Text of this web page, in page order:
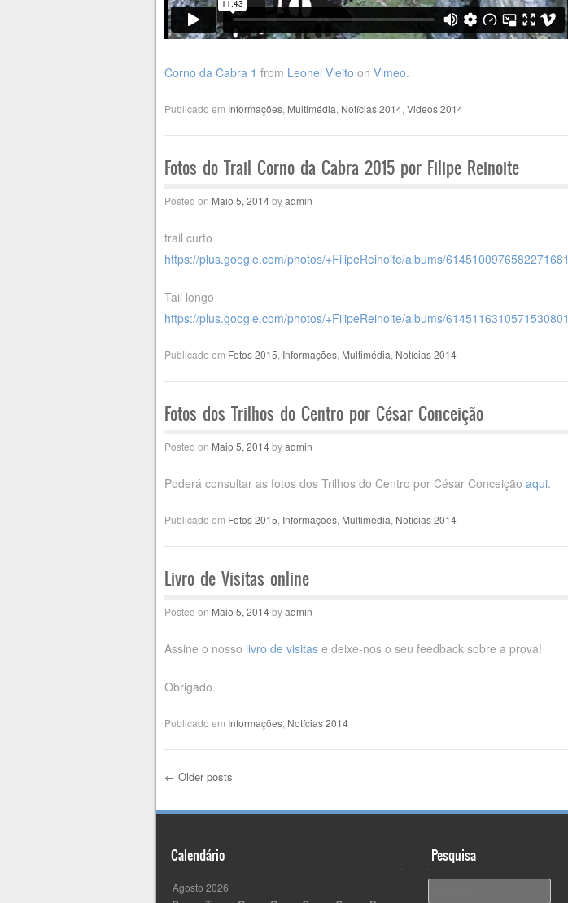
Corno da Cabra 1 from Leonel Vieito on Vimeo.
Publicado em Informações, Multimédia Notícias 2014, Videos 2014
Fotos do Trail Corno da Cabra 2015 por Filipe Reinoite
Posted on Maio 5, 2014byadmin
trail curto
https://plus.google.com/photos/+FilipeReinoite/albums/6145100976582271681
Tail longo
https://plus.google.com/photos/+FilipeReinoite/albums/6145116310571530801
Publicado em Fotos 2015 Informações, Multimédia Notícias 2014
Fotos dos Trilhos do Centro por César Conceição
Posted on Maio 5, 2014byadmin
Poderá consultar as fotos dos Trilhos do Centro por César Conceição aqui.
Publicado em Fotos 2015 Informações, Multimédia Notícias 2014
Livro de Visitas online
Posted on Maio 5, 2014byadmin
Assine o nosso livro de visitase deixe-nos o seu feedback sobre a prova!
Obrigado.
Publicado em Informações, Notícias 2014
Post navigation
← Older posts
Calendário
Agosto 2026
Pesquisa